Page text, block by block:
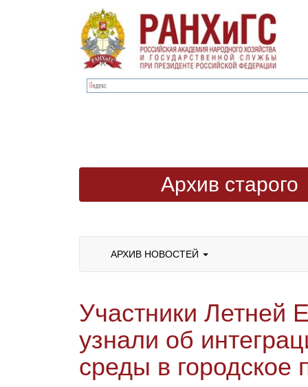
Архив старого
АРХИВ НОВОСТЕЙ
Участники Летней
узнали об
среды в городское